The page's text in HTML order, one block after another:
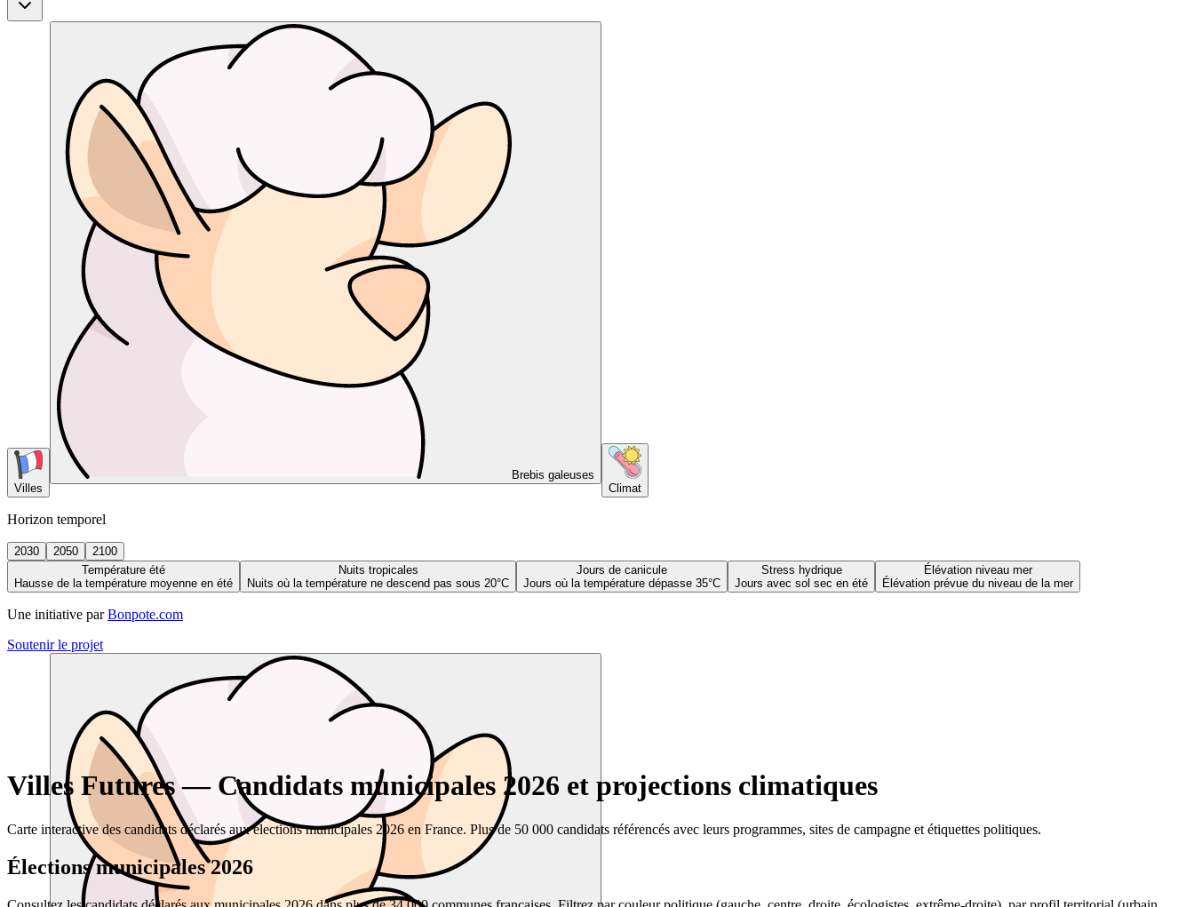
Villes
Brebis galeuses
Climat
Horizon temporel
2030 2050
2100
Température été
Hausse de la température moyenne en été
Nuits tropicales
Nuits où la température ne descend pas sous 20°C
Jours de canicule
Jours où la température dépasse 35°C
Stress hydrique
Jours avec sol sec en été
Élévation niveau mer
Élévation prévue du niveau de la mer
Une initiative par Bonpote.com
Soutenir le projet
Villes Futures — Candidats municipales 2026 et projections climatiques
Carte interactive des candidats déclarés aux élections municipales 2026 en France. Plus de 50 000 candidats référencés avec leurs programmes, sites de campagne et étiquettes politiques.
Élections municipales 2026